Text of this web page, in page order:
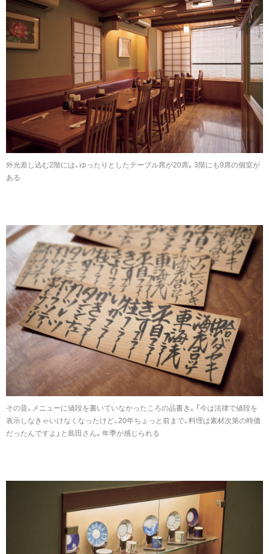
外光差し込む2階には、ゆったりとしたテーブル席が20席。3階にも9席の個室が
ある
その昔、メニューに値段を書いていなかったころの品書き。「今は法律で値段を
表示しなきゃいけなくなったけど、20年ちょっと前まで、料理は素材次第の時価
だったんですよ」と島田さん。年季が感じられる